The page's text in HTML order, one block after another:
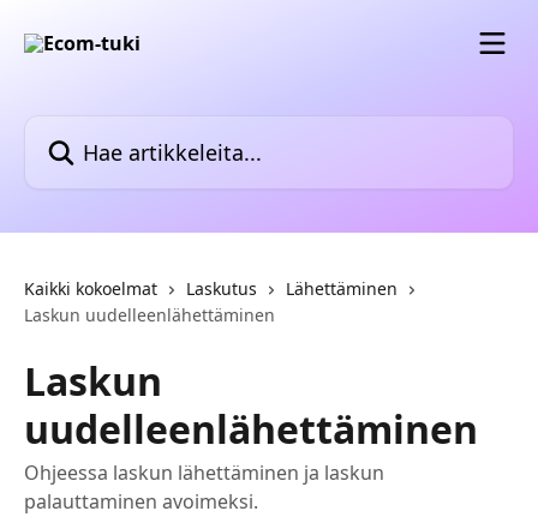
Kaikki kokoelmat Laskutus
Lähettäminen
Laskun uudelleenlähettäminen
Laskun
uudelleenlähettäminen
Ohjeessa laskun lähettäminen ja laskun
palauttaminen avoimeksi.